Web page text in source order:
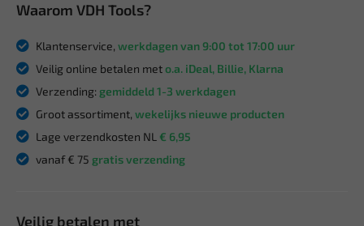
Waarom VDH Tools?
Klantenservice, werkdagen van 9:00 tot 17:00 uur
Veilig online betalen meto.a. iDeal, Billie, Klarna
Verzending: gemiddeld 1-3 werkdagen
Groot assortiment, wekelijks nieuwe producten
Lage verzendkosten NL € 6,95
vanaf € 75 gratis verzending
Veilig betalen met